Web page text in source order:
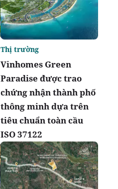
Vinhomes Green
Paradise được trao
chứng nhận thành phố
thông minh dựa trên
tiêu chuẩn toàn cầu
ISO 37122
Thị trường